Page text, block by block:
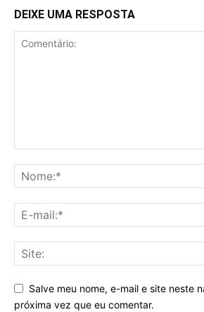
DEIXE UMA RESPOSTA
Salve meu nome, e-mail e site neste
próxima vez que eu comentar.